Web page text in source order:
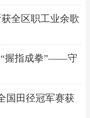
全区职工业余歌
“握指成拳”——守
国田径冠军赛获